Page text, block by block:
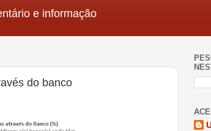
e informação
do banco